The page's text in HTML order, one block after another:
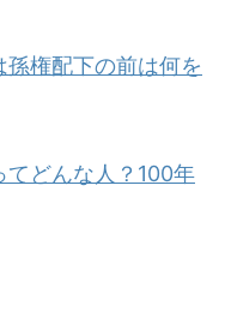
権配下の前は何を
てどんな人？100年